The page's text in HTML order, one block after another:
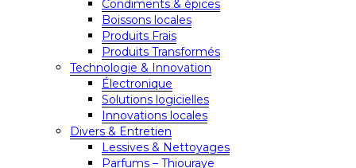
Condiments & épices
Boissons locales
Produits Frais
Produits Transformés
Technologie & Innovation
Électronique
Solutions logicielles
Innovations locales
Divers & Entretien
Lessives & Nettoyages
Parfums – Thiouraye